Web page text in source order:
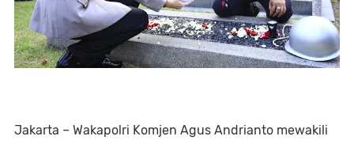
Jakarta – Wakapolri Komjen Agus Andrianto mewakili